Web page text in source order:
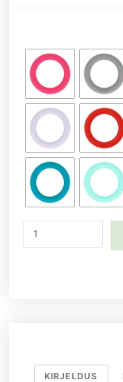
KIRJELDUS